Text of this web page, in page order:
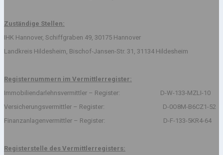
Zuständige Stellen:
IHK Hannover, Schiffgraben 49, 30175 Hannover
Landkreis Hildesheim, Bischof-Jansen-Str. 31, 31134 Hildesheim
Registernummern im Vermittlerregister:
Immobiliendarlehnsvermittler – Register: D-W-133-MZLI-10
Versicherungsvermittler – Register: D-0O8M-B6CZ1-52
Finanzanlagenvermittler – Register: D-F-133-5KR4-64
Registerstelle des Vermittlerregisters: